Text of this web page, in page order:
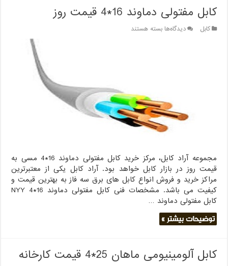
کابل مفتولی دماوند 16*4 قیمت روز
کابل دیدگاه‌هابرای
بسته هستند
مجموعه آراد کابل، مرکز خرید کابل مفتولی دماوند 16*4 مسی به
قیمت روز در بازار کابل خواهد بود. آراد کابل یکی از معتبرترین
مراکز خرید و فروش انواع کابل های برق سه فاز به بهترین قیمت و
کیفیت می باشد. مشخصات فنی کابل مفتولی دماوند 16*4 NYY
کابل مفتولی دماوند …
توضیحات بیشتر »
کابل آلومینیومی ماهان 25*4 قیمت کارخانه